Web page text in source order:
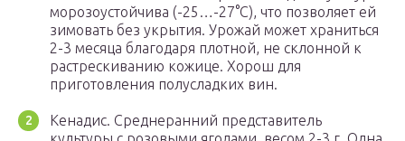
морозоустойчива (-25…-27°С), что позволяет ей
зимовать без укрытия. Урожай может храниться
2-3 месяца благодаря плотной, не склонной к
растрескиванию кожице. Хорош для
приготовления полусладких вин.
Кенадис. Среднеранний представитель